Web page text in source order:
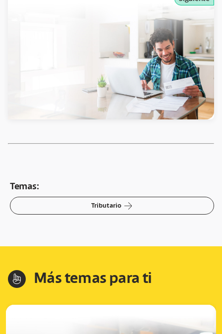
Temas:
Tributario arrow-right
hand-index Más temas para ti